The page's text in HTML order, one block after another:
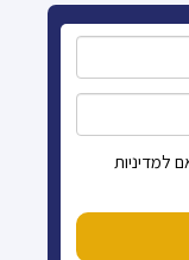
למדיניות